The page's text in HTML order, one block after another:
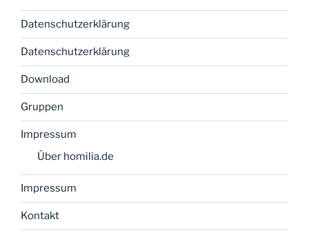
Datenschutzerklärung
Datenschutzerklärung
Download
Gruppen
Impressum
Über homilia.de
Impressum
Kontakt